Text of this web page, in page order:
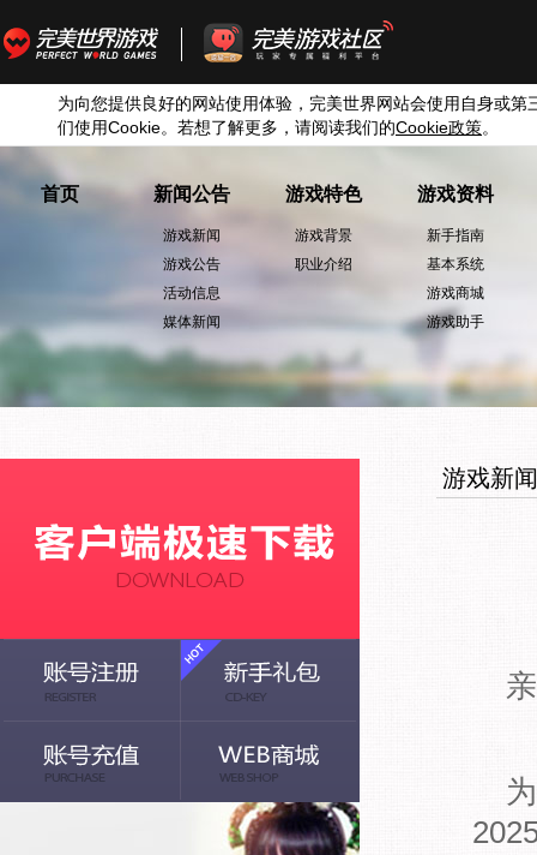
为向您提供良好的网站使用体验，完美世界网站会使用自身或第
们使用Cookie。若想了解更多，请阅读我们的Cookie政策。
首页 新闻公告
游戏新闻
游戏公告
活动信息
媒体新闻
游戏特色
游戏背景
职业介绍
游戏资料
新手指南
基本系统
游戏商城
游戏助手
游戏新闻